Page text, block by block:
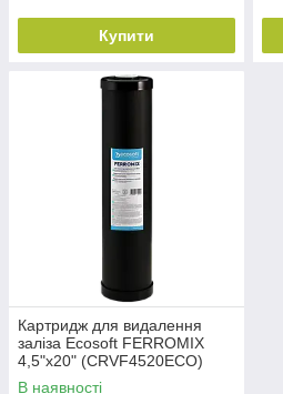
Купити
Картридж для видалення
заліза Ecosoft FERROMIX
4,5"х20" (CRVF4520ECO)
В наявності